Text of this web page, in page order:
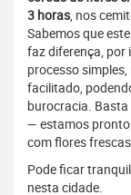
3 horas, nos
Sabemos que
faz diferença, por
processo
facilitado,
burocracia.
— estamos
com flores
Pode ficar
nesta cidade.